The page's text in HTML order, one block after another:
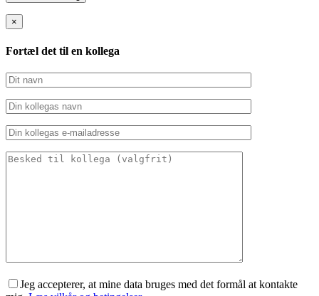
×
Fortæl det til en kollega
Jeg accepterer, at mine data bruges med det formål at kontakte